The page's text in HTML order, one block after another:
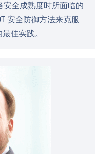
安全成熟度时所面临的
安全防御方法来克服
佳实践。